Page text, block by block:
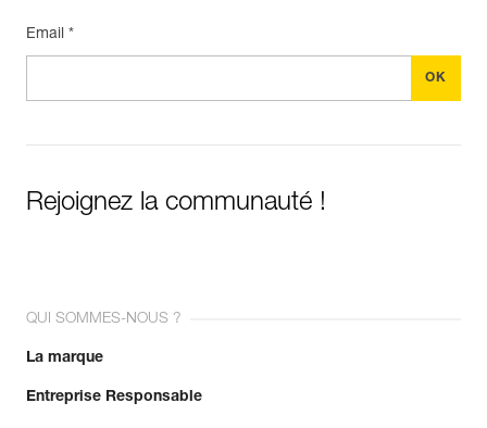
Email *
Rejoignez la communauté !
QUI SOMMES-NOUS ?
La marque
Entreprise Responsable